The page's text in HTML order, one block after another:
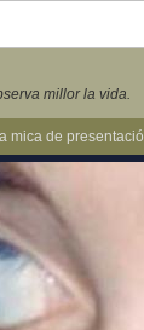
millor la vida.
mica de presentació